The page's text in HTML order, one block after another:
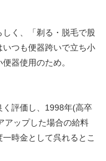
しく、「剃る・脱毛で股
つも便器跨いで立ち小
器使用のため。
評価し、1998年(高卒
アップした場合の給料
時金として呉れるとこ